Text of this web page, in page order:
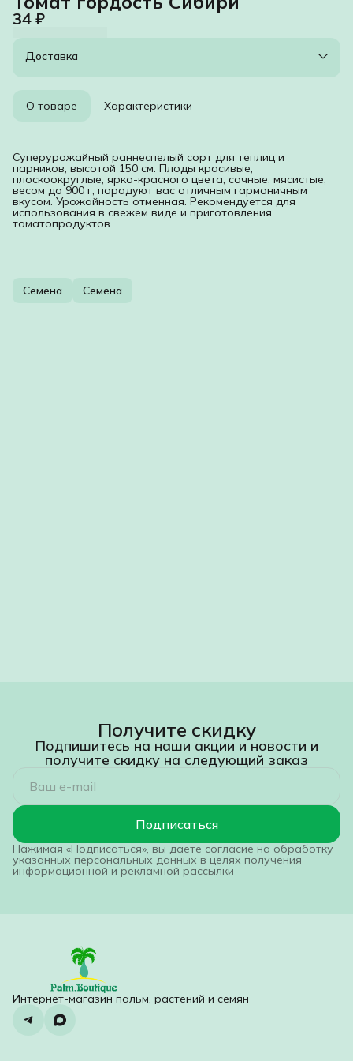
34 ₽
Доставка
О товаре Характеристики
Суперурожайный раннеспелый сорт для теплиц и
парников, высотой 150 см. Плоды красивые,
плоскоокруглые, ярко-красного цвета, сочные, мясистые,
весом до 900 г, порадуют вас отличным гармоничным
вкусом. Урожайность отменная. Рекомендуется для
использования в свежем виде и приготовления
томатопродуктов.
Семена Семена
Получите скидку
Подпишитесь на наши акции и новости и
получите скидку на следующий заказ
Подписаться
Нажимая «Подписаться», вы даете согласие на обработку
указанных персональных данных в целях получения
информационной и рекламной рассылки
Интернет-магазин пальм, растений и семян